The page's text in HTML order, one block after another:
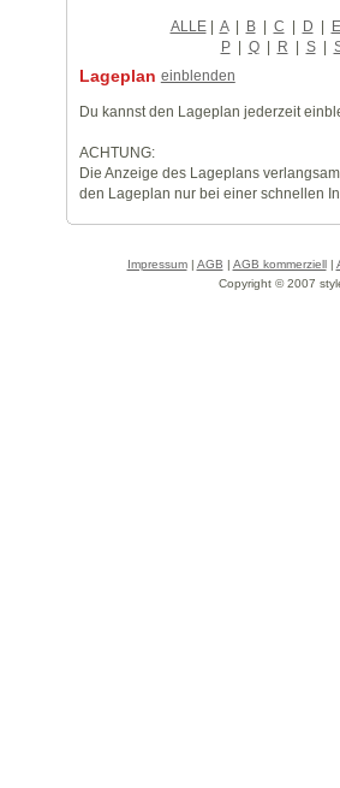
ALLE| A | B | C | D | E
P | Q | R | S |
Lageplan einblenden
Du kannst den Lageplan jederzeit
ACHTUNG:
Die Anzeige des Lageplans
den Lageplan nur bei einer schnellen
Impressum| AGB | AGB kommerziell|
Copyright © 2007